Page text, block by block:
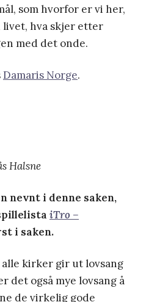
som hvorfor er vi her,
livet, hva skjer etter
med det onde.
Damaris Norge.
Halsne
nevnt i denne saken,
iTro –
i saken.
kirker gir ut lovsang
det også mye lovsang å
de virkelig gode